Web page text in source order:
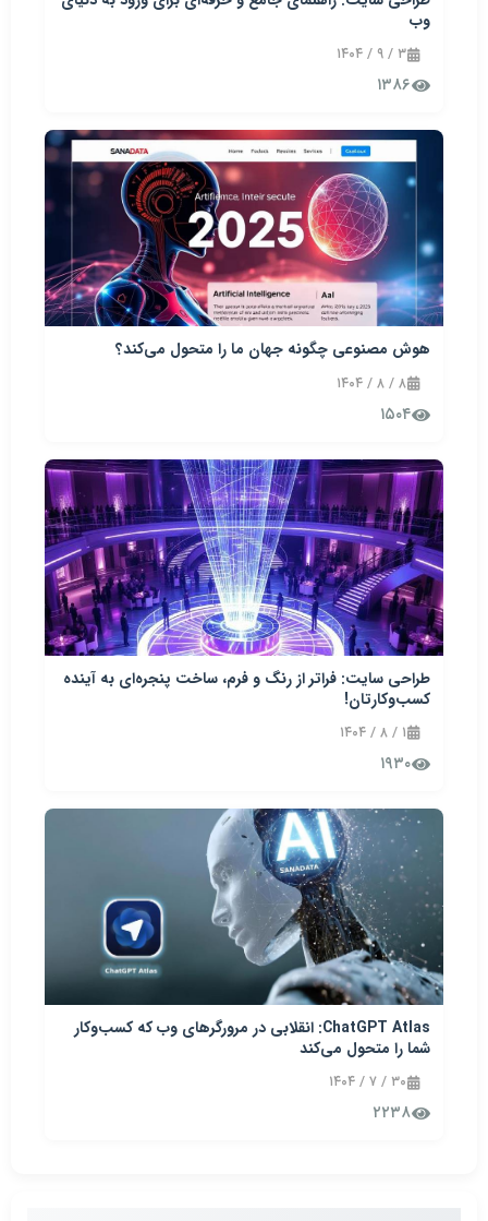
وب
۳ / ۹ / ۱۴۰۴
۱۳۸۶
هوش مصنوعی چگونه جهان ما را متحول می‌کند؟
۸ / ۸ / ۱۴۰۴
۱۵۰۴
طراحی سایت: فراتر از رنگ و فرم، ساخت پنجره‌ای به آینده
کسب‌وکارتان!
۱ / ۸ / ۱۴۰۴
۱۹۳۰
ChatGPT Atlas: انقلابی در مرورگرهای وب که کسب‌وکار
شما را متحول می‌کند
۳۰ / ۷ / ۱۴۰۴
۲۲۳۸